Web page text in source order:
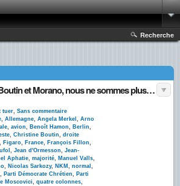
Recherche
Heureusement pour Boutin et Morano, nous ne sommes plus en Sarkozie
tuer, Sans commentaire
, Allemagne, Angela Merkel , Arno
, avion, Benoît Hamon, Berlin,
, Christine Boutin, droite
, Figaro, France, François Fillon,
, Jean d'Ormesson, Jean-
Aphatie, majorité, Manuel Valls,
, Nicolas Sarkozy, NKM , normal ,
, Parti Démocrate Chrétien, Parti
Moscovici, quatre colonnes,